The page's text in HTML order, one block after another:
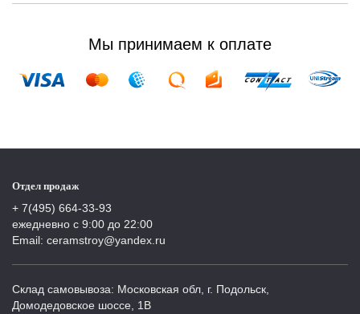
Мы принимаем к оплате
Отдел продаж
+ 7(495) 664-33-93
ежедневно с 9:00 до 22:00
Email: ceramstroy@yandex.ru
Склад самовывоза: Московская обл, г. Подольск,
Домодедовское шоссе, 1В